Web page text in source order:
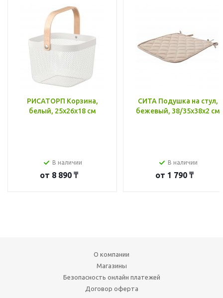
РИСАТОРП Корзина,
белый, 25x26x18 см
В наличии
от 8 890 ₸
СИТА Подушка на стул,
бежевый, 38/35x38x2 см
В наличии
от 1 790 ₸
О компании
Магазины
Безопасность онлайн платежей
Договор оферта